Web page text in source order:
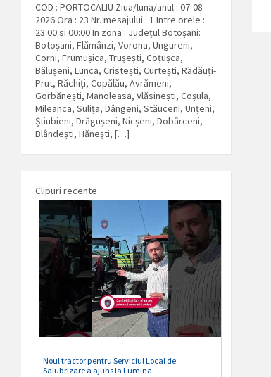
COD : PORTOCALIU Ziua/luna/anul : 07-08-
2026 Ora : 23 Nr. mesajului : 1 Intre orele :
23:00 si 00:00 In zona : Județul Botoşani:
Botoșani, Flămânzi, Vorona, Ungureni,
Corni, Frumușica, Trușești, Coțușca,
Bălușeni, Lunca, Cristești, Curtești, Rădăuți-
Prut, Răchiți, Copălău, Avrămeni,
Gorbănești, Manoleasa, Vlăsinești, Coșula,
Mileanca, Sulița, Dângeni, Stăuceni, Unțeni,
Știubieni, Drăgușeni, Nicșeni, Dobârceni,
Blândești, Hănești, […]
Clipuri recente
Noul tractor pentru Serviciul Local de
Salubrizare a ajuns la Lumina